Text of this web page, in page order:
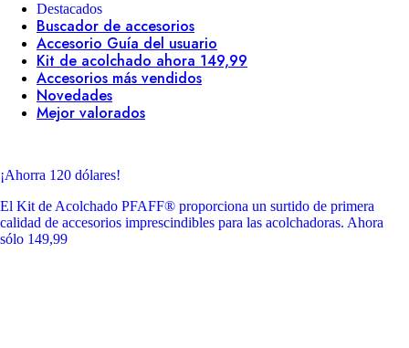
Destacados
Buscador de accesorios
Accesorio Guía del usuario
Kit de acolchado ahora 149,99
Accesorios más vendidos
Novedades
Mejor valorados
¡Ahorra 120 dólares!
El Kit de Acolchado PFAFF® proporciona un surtido de primera
calidad de accesorios imprescindibles para las acolchadoras. Ahora
sólo 149,99